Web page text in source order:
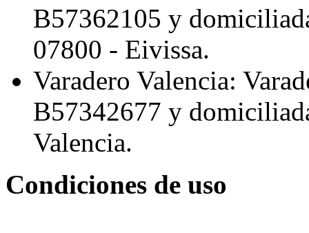
B57362105 y
07800 - Eivissa.
Varadero Valencia:
B57342677 y
Valencia.
Condiciones de uso